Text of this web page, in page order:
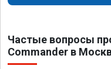
Частые вопросы
Commander в